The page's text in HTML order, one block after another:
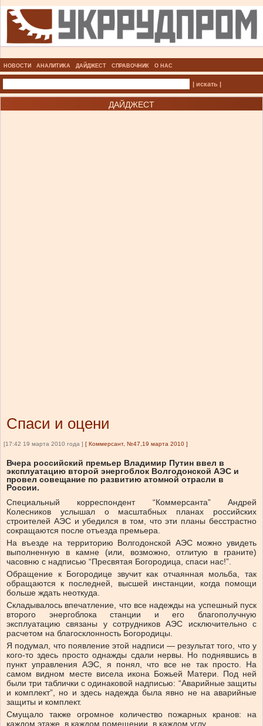
НОВОСТИ АНАЛИТИКА ДАЙДЖЕСТ СПРАВОЧНИК О НАС
| искать |
ДАЙДЖЕСТ
Спаси и оцени
[17:42 19 марта 2010 года ] [ Коммерсант, №47,19 марта 2010 ]
Вчера российский премьер Владимир Путин ввел в
эксплуатацию второй энергоблок Волгодонской АЭС и
провел совещание по развитию атомной отрасли в
России.
Специальный корреспондент “Коммерсанта” Андрей
Колесников услышал о масштабных планах российских
строителей АЭС и убедился в том, что эти планы бесстрастно
сокращаются после отъезда премьера.
На въезде на территорию Волгодонской АЭС можно увидеть
выполненную в камне (или, возможно, отлитую в граните)
часовню с надписью “Пресвятая Богородица, спаси нас!”.
Обращение к Богородице звучит как отчаянная мольба, так
обращаются к последней, высшей инстанции, когда помощи
больше ждать неоткуда.
Складывалось впечатление, что все надежды на успешный пуск
второго энергоблока станции и его благополучную
эксплуатацию связаны у сотрудников АЭС исключительно с
расчетом на благосклонность Богородицы.
Я подумал, что появление этой надписи — результат того, что у
кого-то здесь просто однажды сдали нервы. Но поднявшись в
пункт управления АЭС, я понял, что все не так просто. На
самом видном месте висела икона Божьей Матери. Под ней
были три таблички с одинаковой надписью: “Аварийные защиты
и комплект”, но и здесь надежда была явно не на аварийные
защиты и комплект.
Смущало также огромное количество пожарных кранов: на
каждом этаже, в каждом помещении, в каждом углу.